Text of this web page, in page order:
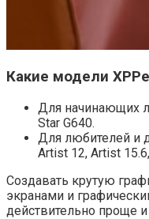
Какие модели
Для начинающих
Star G640.
Для любителей и
Artist 12, Artist
Создавать крутую
экранами и
действительно проще